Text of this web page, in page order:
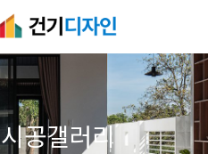
시공갤러리